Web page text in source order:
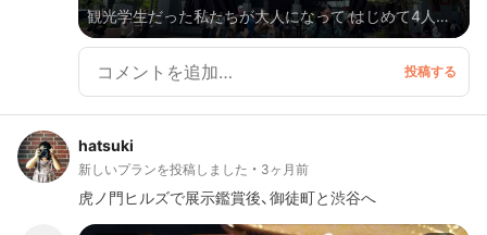
観光学生だった私たちが大人になって はじめて4人で
旅行に行きました🚄 懐かしい思い出話と共に金沢を楽
しんできました!! 行程も大事だけど、行き当たりばった
りとか その場のノリで決める旅もいいですよね！
hatsuki
新しいプランを投稿しました 3ヶ月前
虎ノ門ヒルズで展示鑑賞後、御徒町と渋谷へ